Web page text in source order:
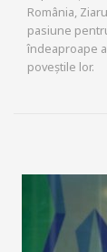
România,
pasiune
îndeaproape
poveștile lor.